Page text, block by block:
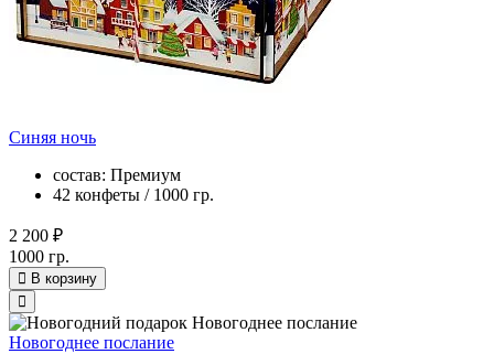
Синяя ночь
состав: Премиум
42 конфеты / 1000 гр.
2 200 ₽
1000 гр.
В корзину
Новогоднее послание